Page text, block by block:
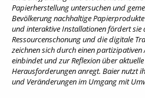
Papierherstellung untersuchen und
Bevölkerung nachhaltige
und interaktive Installationen fördert sie
Ressourcenschonung und die digitale
zeichnen sich durch einen
einbindet und zur Reflexion über
Herausforderungen anregt. Baier nutzt
und Veränderungen im Umgang mit